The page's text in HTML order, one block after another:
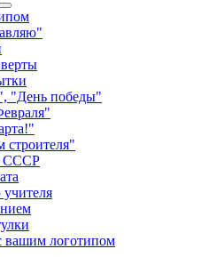
"День победы"
СССР
вашим логотипом